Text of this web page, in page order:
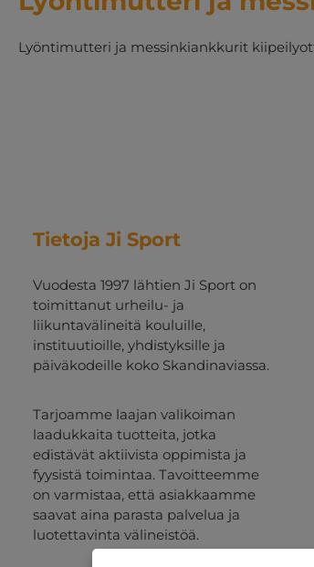
Lyöntimutteri ja messinkiankkurit
Tietoja Ji Sport
Vuodesta 1997 lähtien Ji Sport on
toimittanut urheilu- ja
liikuntavälineitä kouluille,
instituutioille, yhdistyksille ja
päiväkodeille koko Skandinaviassa.
Tarjoamme laajan valikoiman
laadukkaita tuotteita, jotka
edistävät aktiivista oppimista ja
fyysistä toimintaa. Tavoitteemme
on varmistaa, että asiakkaamme
saavat aina parasta palvelua ja
luotettavinta välineistöä.